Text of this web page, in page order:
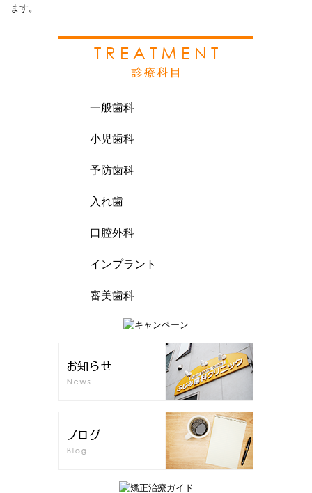
ます。
一般歯科
小児歯科
予防歯科
入れ歯
口腔外科
インプラント
審美歯科